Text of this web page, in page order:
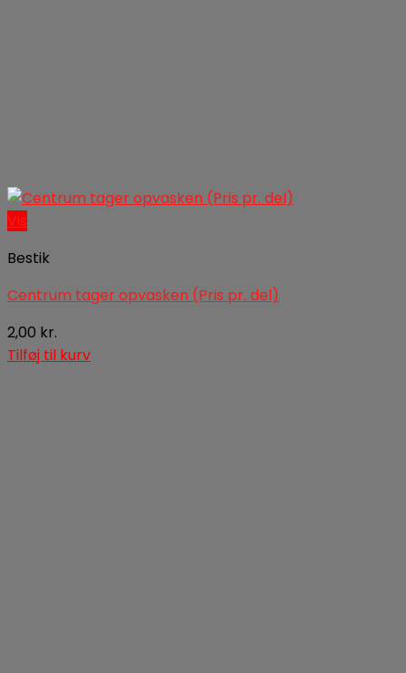
Bestik
Centrum tager opvasken (Pris pr. del)
2,00 kr.
Tilføj til kurv